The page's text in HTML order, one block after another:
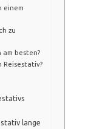
einem
zu
besten?
Reisestativ?
lange